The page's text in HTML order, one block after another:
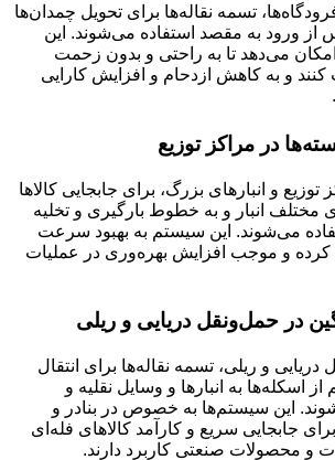
تسمه نقاله‌ها برای تحویل چمدان‌ها
از ورود به مقصد استفاده می‌شوند. این
می‌دهد تا به راحتی و بدون زحمت
کنند و به کاهش ازدحام و افزایش کارایی
در مراکز توزیع
توزیع و انبارهای بزرگ، برای جابجایی کالاها
مختلف انبار و به خطوط بارگیری و تخلیه
می‌شوند. این سیستم به بهبود سرعت
کرده و موجب افزایش بهره‌وری در عملیات
در حمل‌ونقل دریایی و ریلی
و ریلی، تسمه نقاله‌ها برای انتقال
اسکله‌ها به انبارها و وسایل نقلیه و
این سیستم‌ها به خصوص در بنادر و
جابجایی سریع و کارآمد کالاهای فله‌ای
و محصولات صنعتی کاربرد دارند.